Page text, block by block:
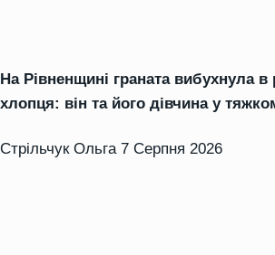
На Рівненщині граната вибухнула в
хлопця: він та його дівчина у
Стрільчук Ольга 7 Серпня 2026